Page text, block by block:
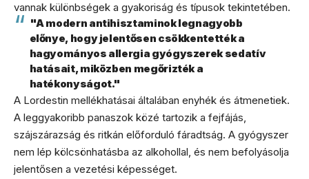
vannak különbségek a gyakoriság és típusok tekintetében.
"A modern antihisztaminok legnagyobb
előnye, hogy jelentősen csökkentették a
hagyományos allergia gyógyszerek sedatív
hatásait, miközben megőrizték a
hatékonyságot."
A Lordestin mellékhatásai általában enyhék és átmenetiek.
A leggyakoribb panaszok közé tartozik a fejfájás,
szájszárazság és ritkán előforduló fáradtság. A gyógyszer
nem lép kölcsönhatásba az alkohollal, és nem befolyásolja
jelentősen a vezetési képességet.